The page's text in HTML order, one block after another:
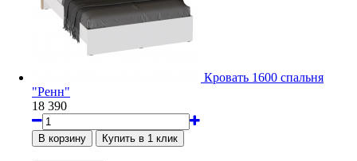
Кровать 1600 спальня
"Ренн"
18 390